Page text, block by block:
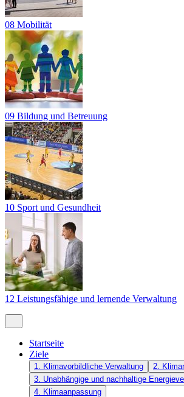
08 Mobilität
09 Bildung und Betreuung
10 Sport und Gesundheit
12 Leistungsfähige und lernende Verwaltung
Startseite
Ziele
1. Klimavorbildliche Verwaltung
2.
3. Unabhängige und nachhaltige
4. Klimaanpassung